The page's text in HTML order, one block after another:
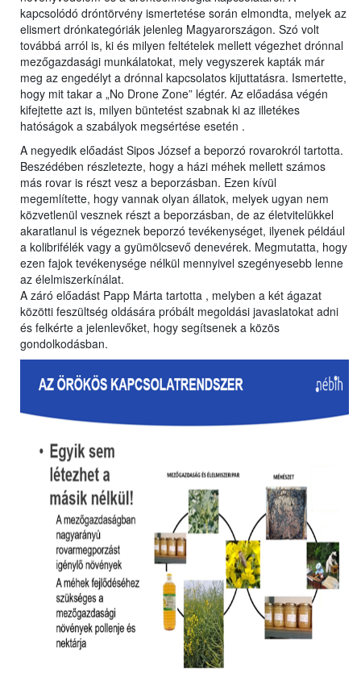
kapcsolódó dróntörvény ismertetése során elmondta, melyek az
elismert drónkategóriák jelenleg Magyarországon. Szó volt
továbbá arról is, ki és milyen feltételek mellett végezhet drónnal
mezőgazdasági munkálatokat, mely vegyszerek kapták már
meg az engedélyt a drónnal kapcsolatos kijuttatásra. Ismertette,
hogy mit takar a „No Drone Zone” légtér. Az előadása végén
kifejtette azt is, milyen büntetést szabnak ki az illetékes
hatóságok a szabályok megsértése esetén .
A negyedik előadást Sipos József a beporzó rovarokról tartotta.
Beszédében részletezte, hogy a házi méhek mellett számos
más rovar is részt vesz a beporzásban. Ezen kívül
megemlítette, hogy vannak olyan állatok, melyek ugyan nem
közvetlenül vesznek részt a beporzásban, de az életvitelükkel
akaratlanul is végeznek beporzó tevékenységet, ilyenek például
a kolibrifélék vagy a gyümölcsevő denevérek. Megmutatta, hogy
ezen fajok tevékenysége nélkül mennyivel szegényesebb lenne
az élelmiszerkínálat.
A záró előadást Papp Márta tartotta , melyben a két ágazat
közötti feszültség oldására próbált megoldási javaslatokat adni
és felkérte a jelenlevőket, hogy segítsenek a közös
gondolkodásban.